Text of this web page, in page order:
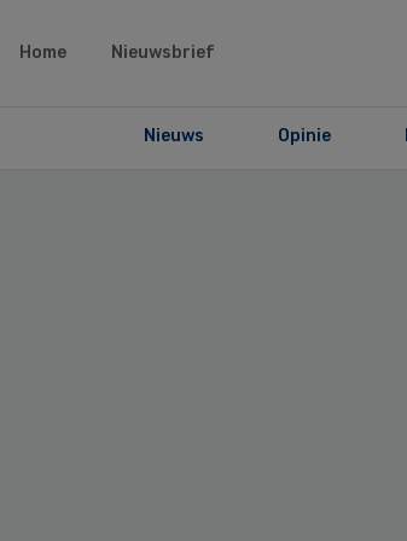
Home Nieuwsbrief
Nieuws Opinie